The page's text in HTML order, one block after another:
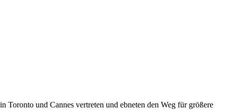
und Cannes vertreten und ebneten den Weg für größere